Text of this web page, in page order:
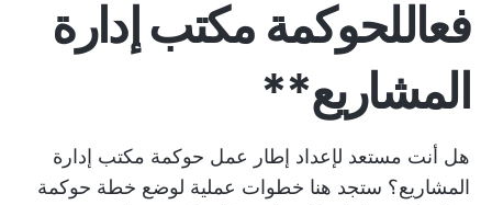
فعاللحوكمة مكتب إدارة
المشاريع**
هل أنت مستعد لإعداد إطار عمل حوكمة مكتب إدارة
المشاريع؟ ستجد هنا خطوات عملية لوضع خطة حوكمة